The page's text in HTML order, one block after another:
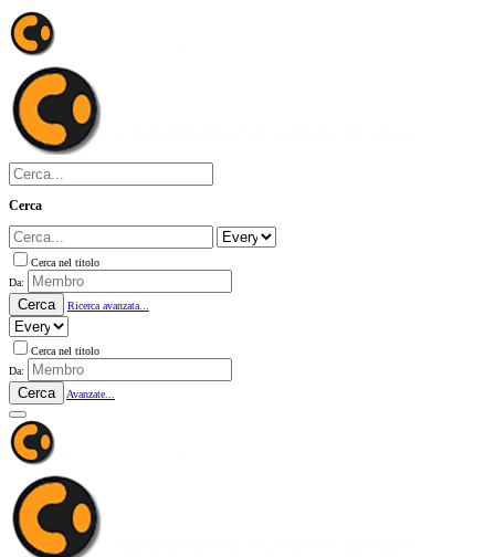
Cerca
Cerca nel titolo
Da:
Cerca Ricerca avanzata...
Cerca nel titolo
Da:
Cerca Avanzate...